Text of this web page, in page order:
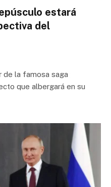
estará
del
de la famosa saga
que albergará en su